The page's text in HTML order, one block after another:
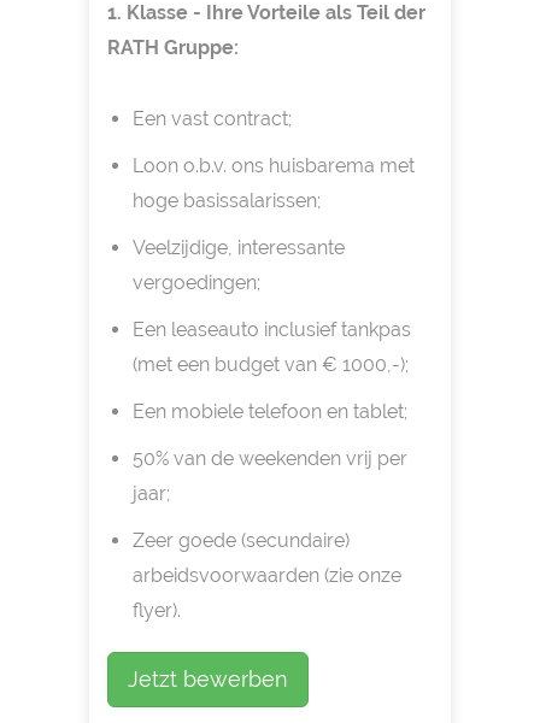
1. Klasse - Ihre Vorteile als Teil der
RATH Gruppe:
Een vast contract;
Loon o.b.v. ons huisbarema met
hoge basissalarissen;
Veelzijdige, interessante
vergoedingen;
Een leaseauto inclusief tankpas
(met een budget van € 1000,-);
Een mobiele telefoon en tablet;
50% van de weekenden vrij per
jaar;
Zeer goede (secundaire)
arbeidsvoorwaarden (zie onze
flyer).
Jetzt bewerben